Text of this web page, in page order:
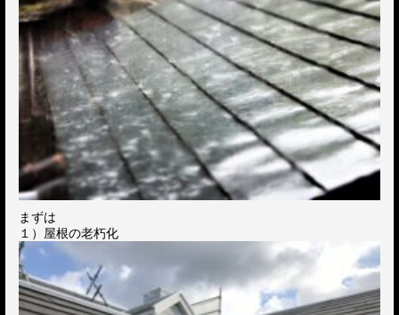
まずは
１）屋根の老朽化